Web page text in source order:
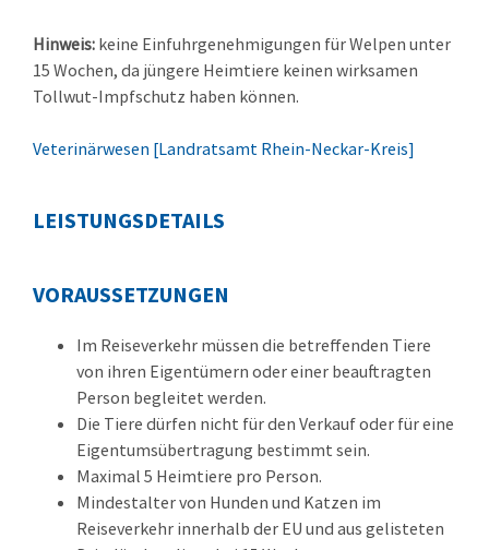
Hinweis: keine Einfuhrgenehmigungen für Welpen unter
15 Wochen, da jüngere Heimtiere keinen wirksamen
Tollwut-Impfschutz haben können.
Veterinärwesen [Landratsamt Rhein-Neckar-Kreis]
LEISTUNGSDETAILS
VORAUSSETZUNGEN
Im Reiseverkehr müssen die betreffenden Tiere
von ihren Eigentümern oder einer beauftragten
Person begleitet werden.
Die Tiere dürfen nicht für den Verkauf oder für eine
Eigentumsübertragung bestimmt sein.
Maximal 5 Heimtiere pro Person.
Mindestalter von Hunden und Katzen im
Reiseverkehr innerhalb der EU und aus gelisteten